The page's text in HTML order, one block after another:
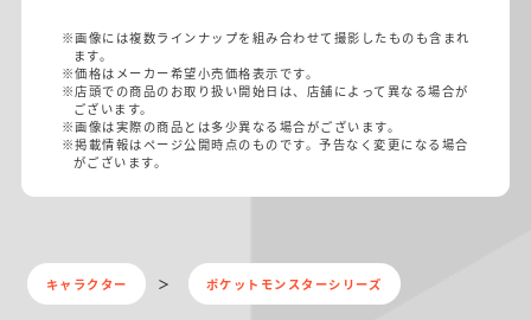
※画像には複数ラインナップを組み合わせて撮影したものも含まれ
ます。
※価格はメーカー希望小売価格表示です。
※店頭での商品のお取り扱い開始日は、店舗によって異なる場合が
ございます。
※画像は実際の商品とは多少異なる場合がございます。
※掲載情報はページ公開時点のものです。予告なく変更になる場合
がございます。
キャラクター ポケットモンスターシリーズ